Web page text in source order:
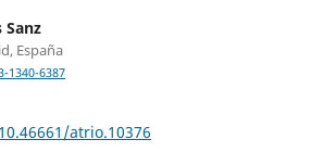
Sanz
España
1340-6387
atrio.10376